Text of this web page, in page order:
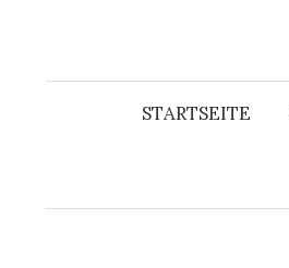
STARTSEITE